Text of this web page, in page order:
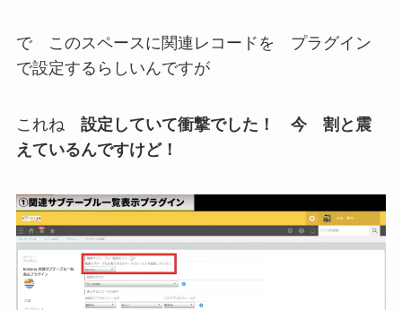
で このスペースに関連レコードを プラグイン
で設定するらしいんですが
これね 設定していて衝撃でした！ 今 割と震
えているんですけど！